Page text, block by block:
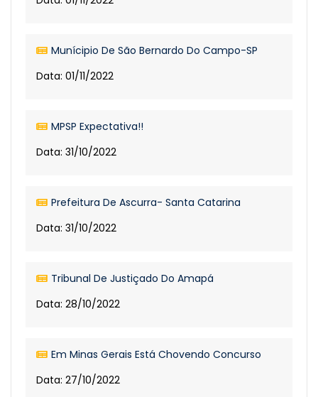
Munícipio De São Bernardo Do Campo-SP
Data: 01/11/2022
MPSP Expectativa!!
Data: 31/10/2022
Prefeitura De Ascurra- Santa Catarina
Data: 31/10/2022
Tribunal De Justiçado Do Amapá
Data: 28/10/2022
Em Minas Gerais Está Chovendo Concurso
Data: 27/10/2022